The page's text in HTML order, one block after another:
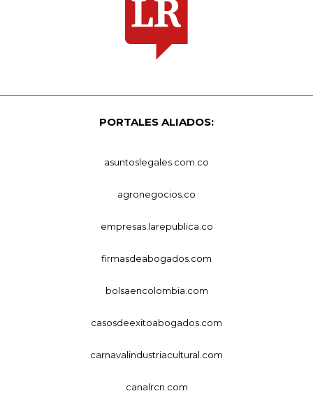
PORTALES ALIADOS:
asuntoslegales.com.co
agronegocios.co
empresas.larepublica.co
firmasdeabogados.com
bolsaencolombia.com
casosdeexitoabogados.com
carnavalindustriacultural.com
canalrcn.com